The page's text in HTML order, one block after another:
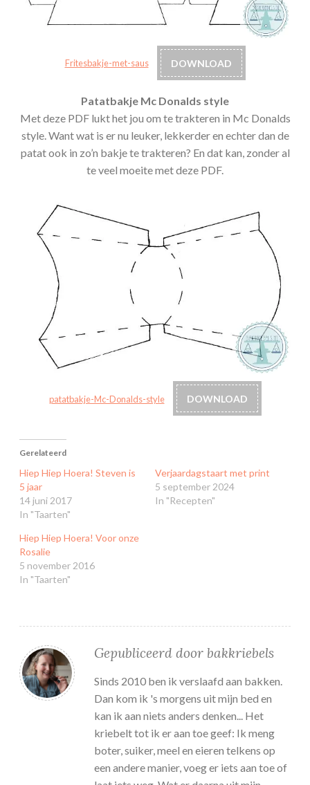
Fritesbakje-met-saus DOWNLOAD
Patatbakje Mc Donalds style
Met deze PDF lukt het jou om te trakteren in Mc Donalds
style. Want wat is er nu leuker, lekkerder en echter dan de
patat ook in zo’n bakje te trakteren? En dat kan, zonder al
te veel moeite met deze PDF.
patatbakje-Mc-Donalds-style DOWNLOAD
Gerelateerd
Hiep Hiep Hoera! Steven is
5 jaar
14 juni 2017
In "Taarten"
Verjaardagstaart met print
5 september 2024
In "Recepten"
Hiep Hiep Hoera! Voor onze
Rosalie
5 november 2016
In "Taarten"
Gepubliceerd door bakkriebels
Sinds 2010 ben ik verslaafd aan bakken.
Dan kom ik 's morgens uit mijn bed en
kan ik aan niets anders denken... Het
kriebelt tot ik er aan toe geef: Ik meng
boter, suiker, meel en eieren telkens op
een andere manier, voeg er iets aan toe of